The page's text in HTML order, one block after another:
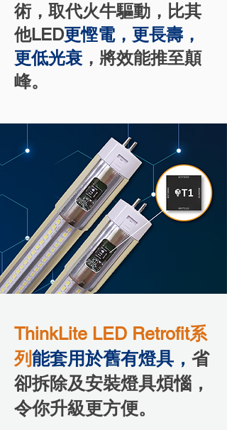
術，取代火牛驅動，比其
他LED更慳電，更長壽，
更低光衰 ，將效能推至顛
峰。
ThinkLite LED Retrofit系
列能套用於舊有燈具， 省
卻拆除及安裝燈具煩惱，
令你升級更方便。